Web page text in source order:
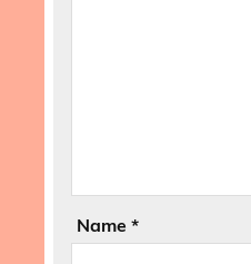
Name*